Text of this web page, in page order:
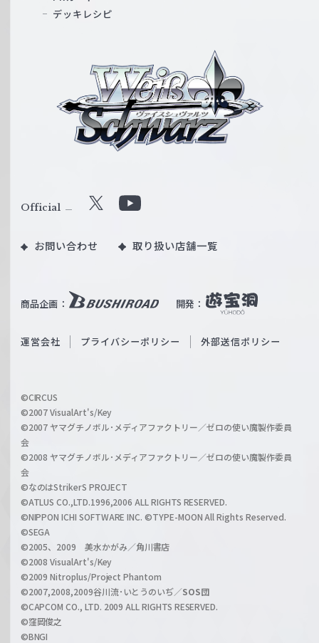
ス
ル
W
ß
c
a
r
z
デッキレシピ
商品企画： 開発：
Official X
u
b
O
i
l
h
a
n
l
お問い合わせ 取り扱い店舗一覧
運営会社 プライバシーポリシー 外部送信ポリシー
©CIRCUS
©2007 VisualArt's/Key
©2007 ヤマグチノボル･メディアファクトリー／ゼロの使い魔製作委員
会
©2008 ヤマグチノボル･メディアファクトリー／ゼロの使い魔製作委員
会
©なのはStrikerS PROJECT
©ATLUS CO.,LTD.1996,2006 ALL RIGHTS RESERVED.
©NIPPON ICHI SOFTWARE INC. ©TYPE-MOON All Rights Reserved.
©SEGA
©2005、2009 美水かがみ／角川書店
©2008 VisualArt's/Key
©2009 Nitroplus/Project Phantom
©2007,2008,2009谷川流･いとうのいぢ／SOS団
©CAPCOM CO., LTD. 2009 ALL RIGHTS RESERVED.
©窪岡俊之
©BNGI